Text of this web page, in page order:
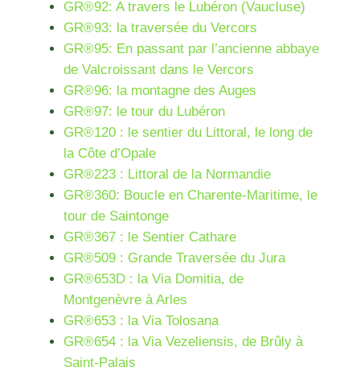
GR®92: A travers le Lubéron (Vaucluse)
GR®93: la traversée du Vercors
GR®95: En passant par l’ancienne abbaye
de Valcroissant dans le Vercors
GR®96: la montagne des Auges
GR®97: le tour du Lubéron
GR®120 : le sentier du Littoral, le long de
la Côte d’Opale
GR®223 : Littoral de la Normandie
GR®360: Boucle en Charente-Maritime, le
tour de Saintonge
GR®367 : le Sentier Cathare
GR®509 : Grande Traversée du Jura
GR®653D : la Via Domitia, de
Montgenèvre à Arles
GR®653 : la Via Tolosana
GR®654 : la Via Vezeliensis, de Brûly à
Saint-Palais